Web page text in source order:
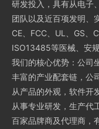
研发投入，具有从电子
团队以及近百项发明、
CE、FCC、UL、GS、
ISO13485等医械、安
我们的核心优势：公司
丰富的产业配套链，公
从产品的外观，软件开
从事专业研发，生产代
百家品牌商及代理商，